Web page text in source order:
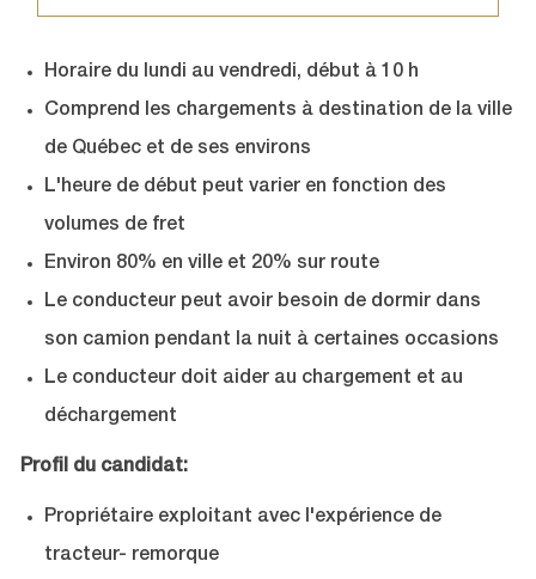
Horaire du lundi au vendredi, début à 10 h
Comprend les chargements à destination de la ville
de Québec et de ses environs
L'heure de début peut varier en fonction des
volumes de fret
Environ 80% en ville et 20% sur route
Le conducteur peut avoir besoin de dormir dans
son camion pendant la nuit à certaines occasions
Le conducteur doit aider au chargement et au
déchargement
Profil du candidat:
Propriétaire exploitant avec l'expérience de
tracteur- remorque